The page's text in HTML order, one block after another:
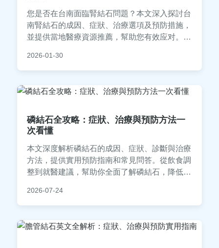
您是否在台南面臨腎結石問題？本文深入探討台
南腎結石的成因、症狀、治療選項及預防措施，
並提供當地醫療資源推薦，幫助您有效应对。從
讓您不再恐慌。
2026-01-30
磷結石全攻略：症狀、治療與預防方法一
次看懂
本文深度解析磷結石的成因、症狀、診斷與治療
方法，提供實用預防指南和常見問答。從飲食調
整到就醫建議，幫助你全面了解磷結石，降低復
相關困擾的讀者參考。
2026-07-24